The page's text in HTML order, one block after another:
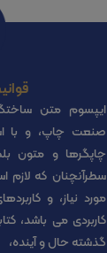
ایپسوم متن
صنعت چاپ، و با
چاپگرها و متون
سطرآنچنان که لازم
مورد نیاز، و
کاربردی می باشد،
گذشته حال و آینده،